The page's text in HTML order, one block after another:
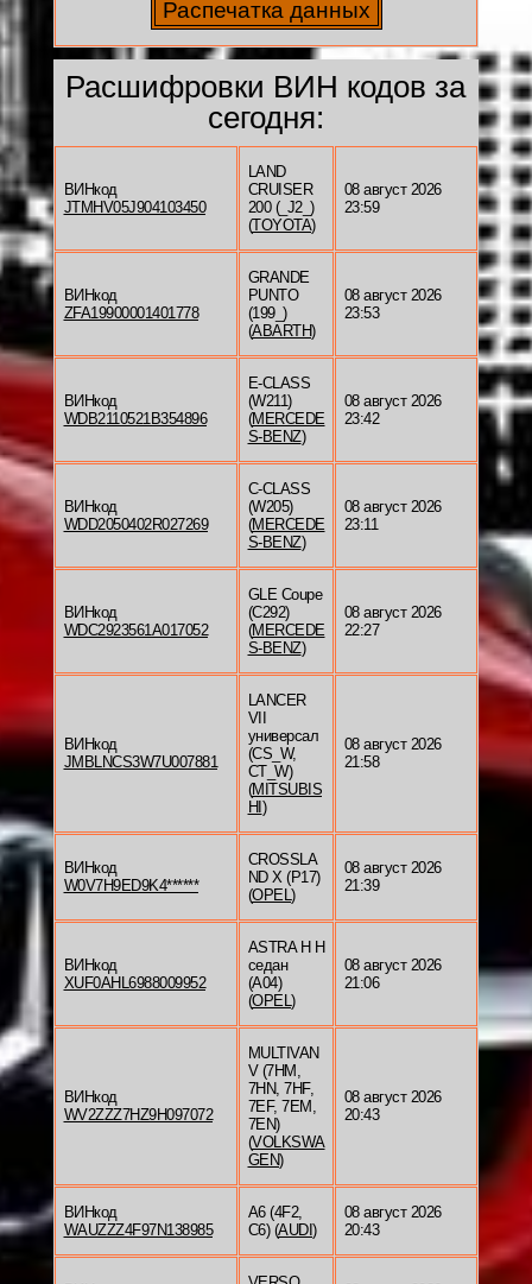
Расшифровки ВИН кодов за
сегодня:
ВИНкод
JTMHV05J904103450
LAND
CRUISER
200 (_J2_)
(TOYOTA)
08 август 2026
23:59
ВИНкод
ZFA19900001401778
GRANDE
PUNTO
(199_)
(ABARTH)
08 август 2026
23:53
ВИНкод
WDB2110521B354896
E-CLASS
(W211)
(MERCEDE
S-BENZ)
08 август 2026
23:42
ВИНкод
WDD2050402R027269
C-CLASS
(W205)
(MERCEDE
S-BENZ)
08 август 2026
23:11
ВИНкод
WDC2923561A017052
GLE Coupe
(C292)
(MERCEDE
S-BENZ)
08 август 2026
22:27
ВИНкод
JMBLNCS3W7U007881
LANCER
VII
универсал
(CS_W,
CT_W)
(MITSUBIS
HI )
08 август 2026
21:58
ВИНкод
W0V7H9ED9K4******
CROSSLA
ND X (P17)
(OPEL)
08 август 2026
21:39
ВИНкод
XUF0AHL6988009952
ASTRA H H
седан
(A04)
(OPEL)
08 август 2026
21:06
ВИНкод
WV2ZZZ7HZ9H097072
MULTIVAN
V (7HM,
7HN, 7HF,
7EF, 7EM,
7EN)
(VOLKSWA
GEN)
08 август 2026
20:43
ВИНкод
WAUZZZ4F97N138985
A6 (4F2,
C6) (AUDI )
08 август 2026
20:43